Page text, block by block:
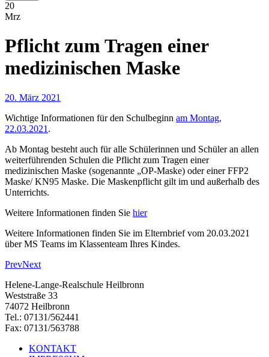
20
Mrz
Pflicht zum Tragen einer
medizinischen Maske
20. März 2021
Wichtige Informationen fürden Schulbeginn am Montag,
22.03.2021 .
Ab Montag besteht auch für alle Schülerinnen und Schüler an allen
weiterführenden Schulen die Pflicht zum Tragen einer
medizinischen Maske (sogenannte „OP-Maske) oder einer FFP2
Maske/ KN95 Maske. Die Maskenpflicht gilt im und außerhalb des
Unterrichts.
Weitere Informationen finden Sie hier
Weitere Informationen finden Sie im Elternbrief vom 20.03.2021
über MS Teams im Klassenteam Ihres Kindes.
PrevNext
Helene-Lange-Realschule Heilbronn
Weststraße 33
74072 Heilbronn
Tel.: 07131/562441
Fax: 07131/563788
KONTAKT